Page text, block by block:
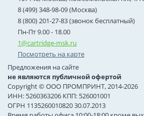
8 (499) 348-98-09 (Москва)
8 (800) 201-27-83 (звонок бесплатный)
Пн-Пт 9.00 - 18.00
1@cartridge-msk.ru
Посмотреть на карте
Предложения на сайте
не являются публичной офертой
Copyright © ООО ПРОМПРИНТ, 2014-2026
ИНН: 5260363206 КПП: 526001001
ОГРН 1135260010820 30.07.2013